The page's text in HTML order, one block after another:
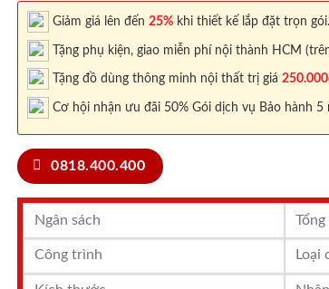
Giảm giá lên đến 25% khi thiết kế lắp đặt trọn gói.
Tặng phụ kiện, giao miễn phí nội thành HCM
Tặng đồ dùng thông minh nội thất trị giá
Cơ hội nhận ưu đãi 50% Gói dịch vụ Bảo hành 5
0818.400.400